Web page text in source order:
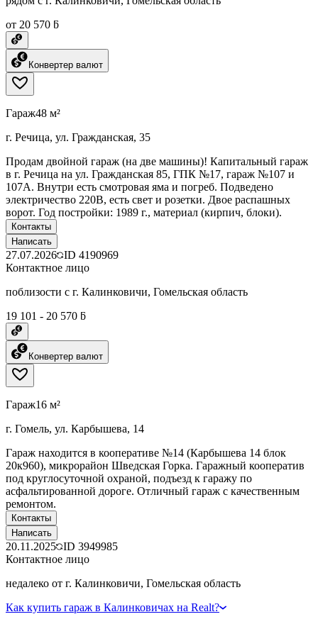
от 20 570 ƃ
Конвертер валют
Гараж48 м²
г. Речица, ул. Гражданская, 35
Продам двойной гараж (на две машины)! Капитальный гараж
в г. Речица на ул. Гражданская 85, ГПК №17, гараж №107 и
107А. Внутри есть смотровая яма и погреб. Подведено
электричество 220В, есть свет и розетки. Двое распашных
ворот. Год постройки: 1989 г., материал (кирпич, блоки).
Контакты
Написать
27.07.2026 ID 4190969
Контактное лицо
поблизости с г. Калинковичи, Гомельская область
19 101 - 20 570 ƃ
Конвертер валют
Гараж16 м²
г. Гомель, ул. Карбышева, 14
Гараж находится в кооперативе №14 (Карбышева 14 блок
20к960), микрорайон Шведская Горка. Гаражный кооператив
под круглосуточной охраной, подъезд к гаражу по
асфальтированной дороге. Отличный гараж с качественным
ремонтом.
Контакты
Написать
20.11.2025 ID 3949985
Контактное лицо
недалеко от г. Калинковичи, Гомельская область
Как купить гараж в Калинковичах на Realt?